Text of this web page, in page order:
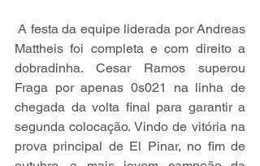
A festa da equipe liderada por Andreas
Mattheis foi completa e com direito a
dobradinha. Cesar Ramos superou
Fraga por apenas 0s021 na linha de
chegada da volta final para garantir a
segunda colocação. Vindo de vitória na
prova principal de El Pinar, no fim de